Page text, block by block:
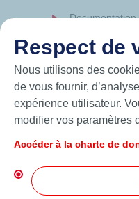
Documentation
Respect de
Nous utilisons des
de vous fournir,
expérience utilisateur.
modifier vos paramètres
« J’accepte », vous
cookies. Dans le cas où
seuls les cookies
Accéder à la charte de